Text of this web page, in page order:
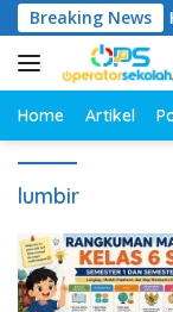
Langsung
ke
konten
Breaking News
RPM
Home Artikel
lumbir